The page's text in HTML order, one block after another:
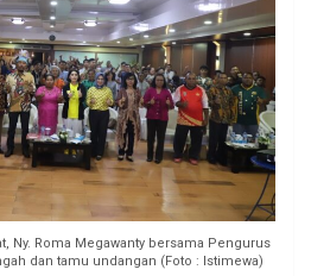
Ny. Roma Megawanty bersama Pengurus
dan tamu undangan (Foto : Istimewa)